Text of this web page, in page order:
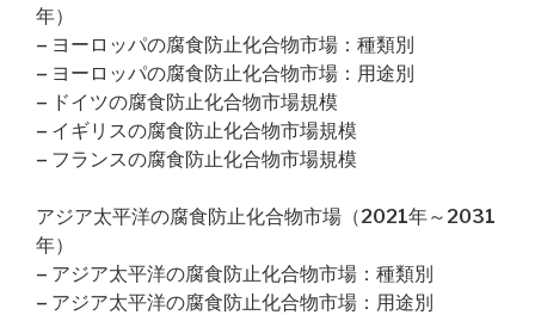
年）
– ヨーロッパの腐食防止化合物市場：種類別
– ヨーロッパの腐食防止化合物市場：用途別
– ドイツの腐食防止化合物市場規模
– イギリスの腐食防止化合物市場規模
– フランスの腐食防止化合物市場規模
アジア太平洋の腐食防止化合物市場（2021年～2031
年）
– アジア太平洋の腐食防止化合物市場：種類別
– アジア太平洋の腐食防止化合物市場：用途別